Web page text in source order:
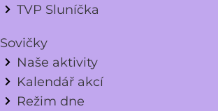
TVP Sluníčka
Sovičky
Naše aktivity
Kalendář akcí
Režim dne